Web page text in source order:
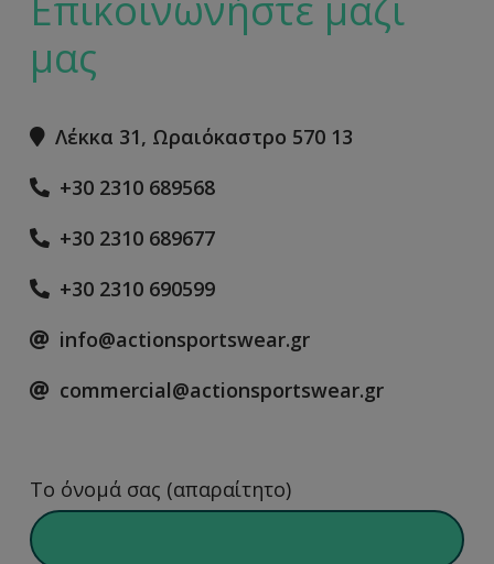
μας
Λέκκα 31, Ωραιόκαστρο 570 13
+30 2310 689568
+30 2310 689677
+30 2310 690599
info@actionsportswear.gr
commercial@actionsportswear.gr
Το όνομά σας (απαραίτητο)